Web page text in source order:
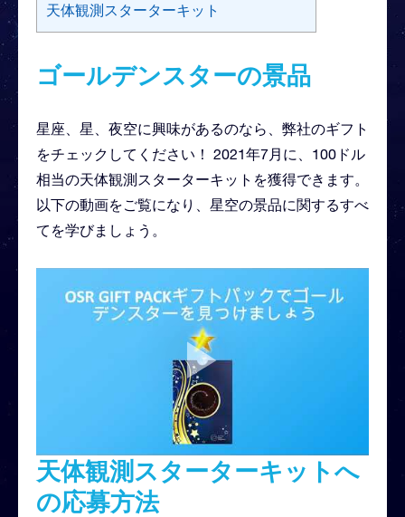
天体観測スターターキット
ゴールデンスターの景品
星座、星、夜空に興味があるのなら、弊社のギフト
をチェックしてください！ 2021年7月に、100ドル
相当の天体観測スターターキットを獲得できます。
以下の動画をご覧になり、星空の景品に関するすべ
てを学びましょう。
天体観測スターターキットへ
の応募方法